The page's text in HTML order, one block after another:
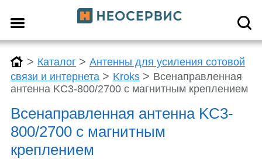
> Каталог > Антенны для усиления сотовой
связи и интернета > Kroks > Всенаправленная
антенна KC3-800/2700 с магнитным креплением
Всенаправленная антенна KC3-
800/2700 с магнитным
креплением